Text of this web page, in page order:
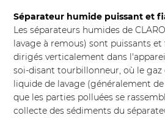
Séparateur humide puissant et
Les séparateurs humides de
lavage à remous) sont puissants et
dirigés verticalement dans
soi-disant tourbillonneur, où le gaz
liquide de lavage (généralement
que les parties polluées se
collecte des sédiments du